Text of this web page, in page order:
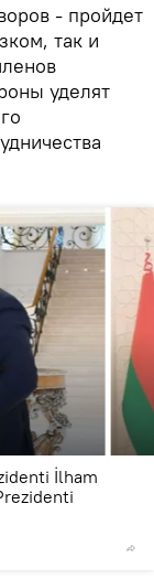
- пройдет
так и
уделят
İlham